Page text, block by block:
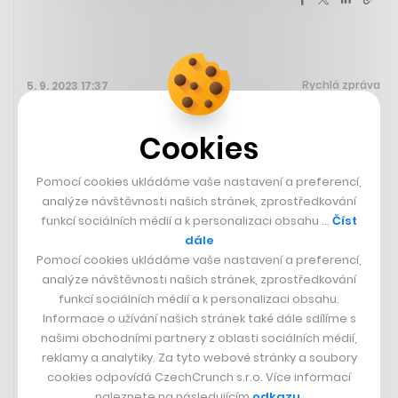
5. 9. 2023 17:37 Rychlá zpráva
V Deloittu řídila inovace. Teď bude
Senta Čermáková šéfovat
Czechitas
Cookies
Pomocí cookies ukládáme vaše nastavení a preferencí,
analýze návštěvnosti našich stránek, zprostředkování
funkcí sociálních médií a k personalizaci obsahu … Číst
dále
Pomocí cookies ukládáme vaše nastavení a preferencí,
analýze návštěvnosti našich stránek, zprostředkování
funkcí sociálních médií a k personalizaci obsahu.
Informace o užívání našich stránek také dále sdílíme s
našimi obchodními partnery z oblasti sociálních médií,
reklamy a analytiky. Za tyto webové stránky a soubory
cookies odpovídá CzechCrunch s.r.o. Více informací